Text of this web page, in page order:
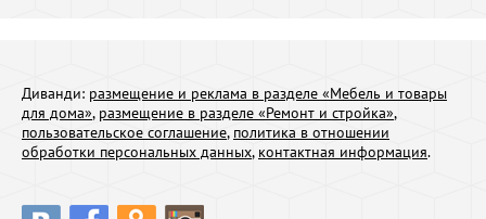
Диванди: размещение и реклама в разделе «Мебель и товары
для дома», размещение в разделе «Ремонт и стройка»,
пользовательское соглашение, политика в отношении
обработки персональных данных, контактная информация.